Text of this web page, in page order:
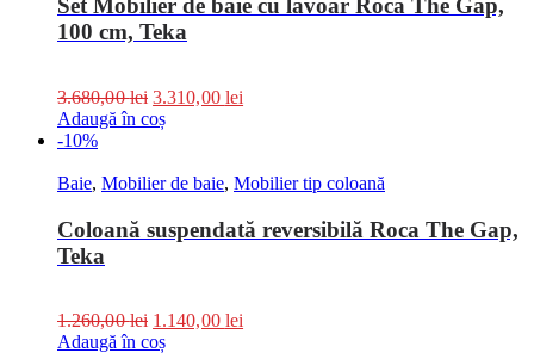
Set Mobilier de baie cu lavoar Roca The Gap,
100 cm, Teka
3.680,00lei 3.310,00 lei
Adaugă în coș
-10%
Baie, Mobilier de baie, Mobilier tip coloană
Coloană suspendată reversibilă Roca The Gap,
Teka
1.260,00lei 1.140,00 lei
Adaugă în coș